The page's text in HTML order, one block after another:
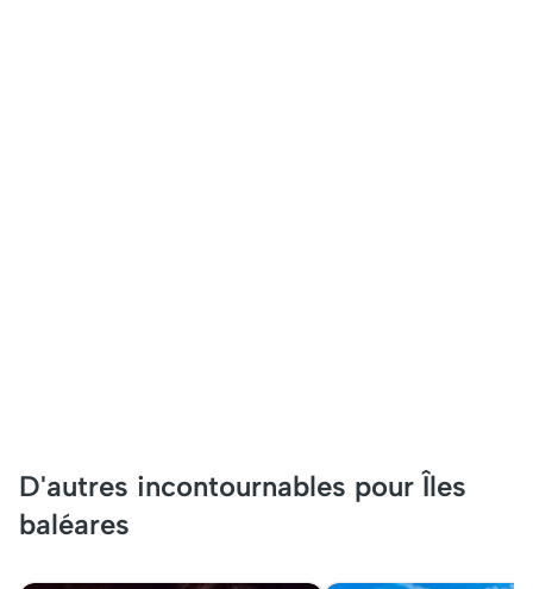
D'autres incontournables pour Îles
baléares